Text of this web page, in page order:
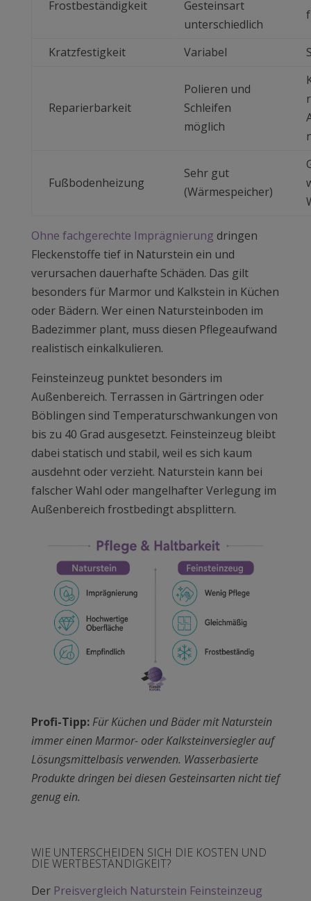
Frostbeständigkeit
Gesteinsart
unterschiedlich
Kratzfestigkeit Variabel
Reparierbarkeit
Polieren und
Schleifen
möglich
Fußbodenheizung
Sehr gut
(Wärmespeicher)
Ohne fachgerechte Imprägnierung dringen
Fleckenstoffe tief in Naturstein ein und
verursachen dauerhafte Schäden. Das gilt
besonders für Marmor und Kalkstein in Küchen
oder Bädern. Wer einen Natursteinboden im
Badezimmer plant, muss diesen Pflegeaufwand
realistisch einkalkulieren.
Feinsteinzeug punktet besonders im
Außenbereich. Terrassen in Gärtringen oder
Böblingen sind Temperaturschwankungen von
bis zu 40 Grad ausgesetzt. Feinsteinzeug bleibt
dabei statisch und stabil, weil es sich kaum
ausdehnt oder verzieht. Naturstein kann bei
falscher Wahl oder mangelhafter Verlegung im
Außenbereich frostbedingt absplittern.
Profi-Tipp: Für Küchen und Bäder mit Naturstein
immer einen Marmor- oder Kalksteinversiegler auf
Lösungsmittelbasis verwenden. Wasserbasierte
Produkte dringen bei diesen Gesteinsarten nicht tief
genug ein.
WIE UNTERSCHEIDEN SICH DIE KOSTEN UND
DIE WERTBESTÄNDIGKEIT?
Der Preisvergleich Naturstein Feinsteinzeug